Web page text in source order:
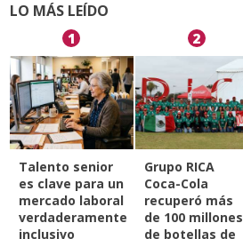
LO MÁS LEÍDO
1
Talento senior
es clave para un
mercado laboral
verdaderamente
inclusivo
2
Grupo RICA
Coca-Cola
recuperó más
de 100 millones
de botellas de